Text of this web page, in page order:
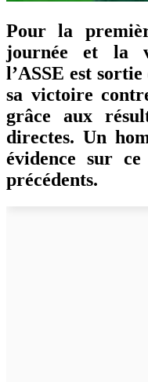
Pour la
journée et la
l’ASSE est
sa victoire
grâce aux
directes. Un
évidence sur
précédents.